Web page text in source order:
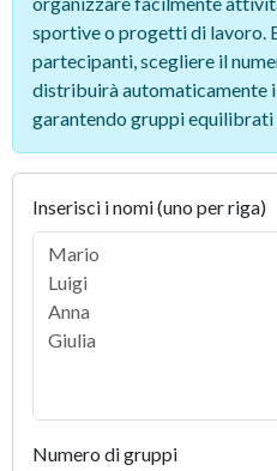
sportive o progetti di lavoro.
partecipanti, scegliere il
distribuirà automaticamente i
garantendo gruppi equilibrati
Inserisci i nomi (uno per riga)
Numero di gruppi